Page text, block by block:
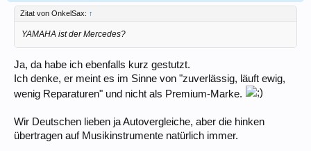
Zitat von OnkelSax: ↑
YAMAHA ist der Mercedes?
Ja, da habe ich ebenfalls kurz gestutzt.
Ich denke, er meint es im Sinne von "zuverlässig, läuft ewig,
wenig Reparaturen" und nicht als Premium-Marke.
Wir Deutschen lieben ja Autovergleiche, aber die hinken
übertragen auf Musikinstrumente natürlich immer.